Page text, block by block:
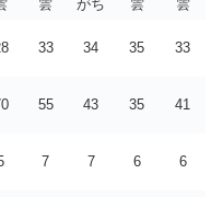
雲
がち
雲
雲
33 34 35 33
55 43 35 41
7 7 6 6